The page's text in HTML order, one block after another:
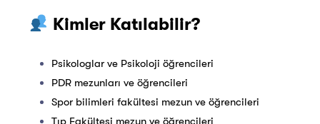
Kimler Katılabilir?
Psikologlar ve Psikoloji öğrencileri
PDR mezunları ve öğrencileri
Spor bilimleri fakültesi mezun ve öğrencileri
Tıp Fakültesi mezun ve öğrencileri